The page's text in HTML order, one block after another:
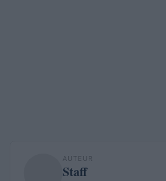
AUTEUR
Staff